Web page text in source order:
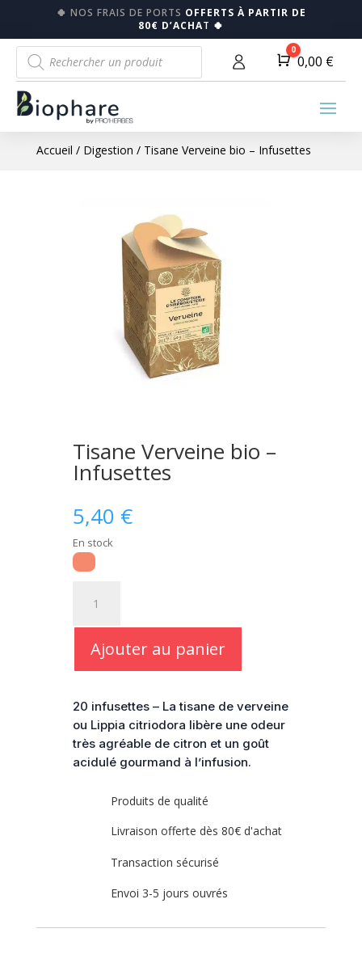
🍀 NOS FRAIS DE PORTS OFFERTS À PARTIR DE
80€ D’ACHAT 🍀
Recherche
de
produits
Panier
0
0,00 €
Accueil / Digestion / Tisane Verveine bio – Infusettes
Tisane Verveine bio –
Infusettes
5,40 €
En stock
Tisane
Verveine
Infusettes
Ajouter au panier
20 infusettes – La tisane de verveine
ou Lippia citriodora libère une odeur
très agréable de citron et un goût
acidulé gourmand à l’infusion.
Produits de qualité
Livraison offerte dès 80€ d'achat
Transaction sécurisé
Envoi 3-5 jours ouvrés